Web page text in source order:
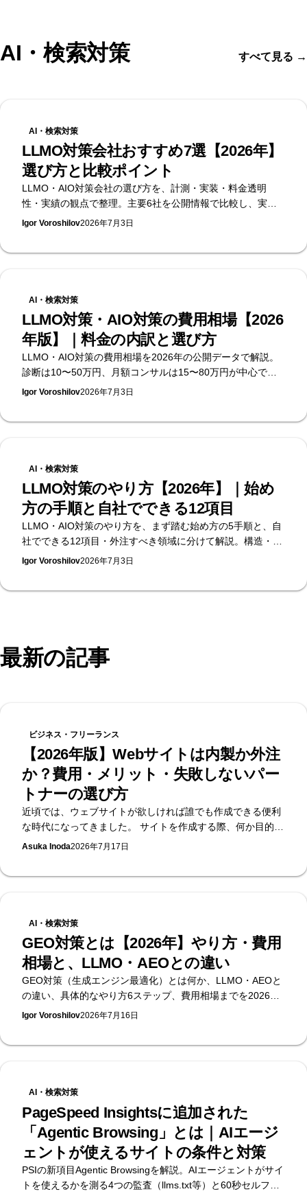
AI・検索対策 すべて見る →
AI・検索対策
LLMO対策会社おすすめ7選【2026年】
選び方と比較ポイント
LLMO・AIO対策会社の選び方を、計測・実装・料金透明
性・実績の観点で整理。主要6社を公開情報で比較し、実装
まで担う立場から選定基準をまとめます。無料のAI可視性診
Igor Voroshilov2026年7月3日
AI・検索対策
LLMO対策・AIO対策の費用相場【2026
年版】｜料金の内訳と選び方
LLMO・AIO対策の費用相場を2026年の公開データで解説。
診断は10〜50万円、月額コンサルは15〜80万円が中心で
す。料金の内訳・選び方・発注時の注意点を、無料のAI可視
Igor Voroshilov2026年7月3日
AI・検索対策
LLMO対策のやり方【2026年】｜始め
方の手順と自社でできる12項目
LLMO・AIO対策のやり方を、まず踏む始め方の5手順と、自
社でできる12項目・外注すべき領域に分けて解説。構造・コ
ンテンツ・外部シグナル・計測の4層で手順化します。何か
Igor Voroshilov2026年7月3日
最新の記事
ビジネス・フリーランス
【2026年版】Webサイトは内製か外注
か？費用・メリット・失敗しないパー
トナーの選び方
近頃では、ウェブサイトが欲しければ誰でも作成できる便利
な時代になってきました。 サイトを作成する際、何か目的を
持ってサイトを作成すると思います。「ただサイトが欲し
というものであれば、その目的を達成するためのサイトを作
る必要があります。 そのためには、ブランドのイメージに合
うデザインの作成、ロードの早いソースコードを構築、検索
に最適な構造とコンテンツを作成など、様々な知識とスキル
が必要になります。 制作工数のかかるこの仕事を社内で行う
か、外部の制作会社かフリーランスに外注するかは、難しい
ぞれのメリットとデメリットについて詳しく説明していきま
Asuka Inoda2026年7月17日
AI・検索対策
GEO対策とは【2026年】やり方・費用
相場と、LLMO・AEOとの違い
GEO対策（生成エンジン最適化）とは何か、LLMO・AEOと
の違い、具体的なやり方6ステップ、費用相場までを2026年
時点の公開データで整理。無料のAI可視性診断を提供する
Igor Voroshilov2026年7月16日
AI・検索対策
PageSpeed Insightsに追加された
「Agentic Browsing」とは｜AIエージ
ェントが使えるサイトの条件と対策
PSIの新項目Agentic Browsingを解説。AIエージェントがサイ
トを使えるかを測る4つの監査（llms.txt等）と60秒セルフチ